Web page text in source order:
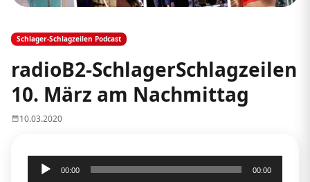
Schlager-Schlagzeilen Podcast
radioB2-SchlagerSchlagzeilen
10. März am Nachmittag
10.03.2020
Audio-
00:00 00:00